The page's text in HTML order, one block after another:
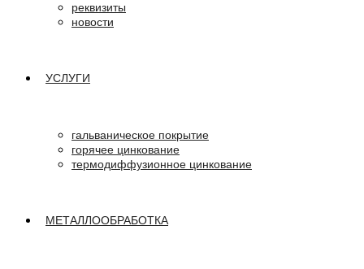
реквизиты
новости
УСЛУГИ
гальваническое покрытие
горячее цинкование
термодиффузионное цинкование
МЕТАЛЛООБРАБОТКА